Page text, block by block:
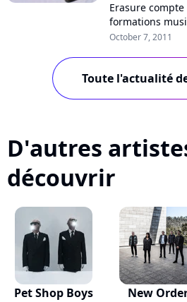
Erasure
formations
80 à être
October 7, 2011
Toute l'actualité
D'autres
découvrir
Pet Shop Boys New